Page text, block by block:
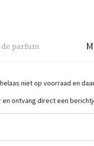
de parfum
niet op voorraad en
ontvang direct een